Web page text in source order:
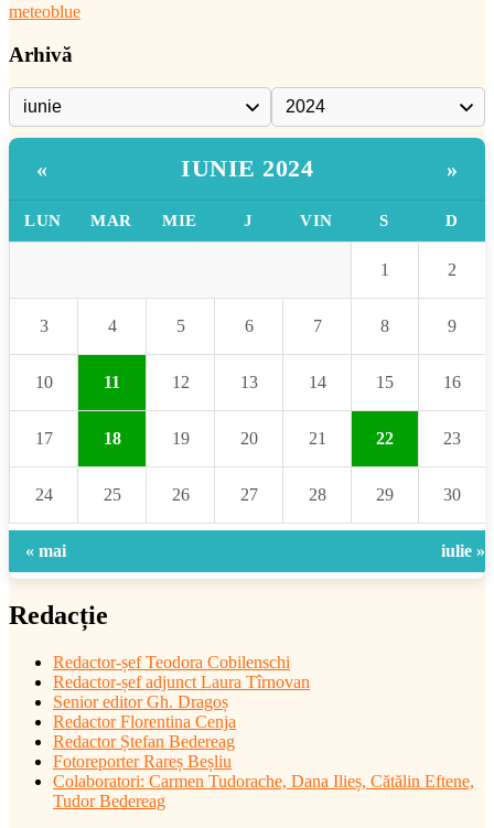
meteoblue
Arhivă
« IUNIE 2024 »
LUN MAR MIE J VIN S D
1 2
3 4 5 6 7 8 9
10 11 12 13 14 15 16
17 18 19 20 21 22 23
24 25 26 27 28 29 30
« mai iulie »
Redacție
Redactor-șefTeodora Cobilenschi
Redactor-șef adjunct Laura Tîrnovan
Senior editor Gh. Dragoș
Redactor Florentina Cenja
Redactor Ștefan Bedereag
Fotoreporter Rareș Beșliu
Colaboratori: Carmen Tudorache, Dana Ilieș, Cătălin Eftene,
Tudor Bedereag